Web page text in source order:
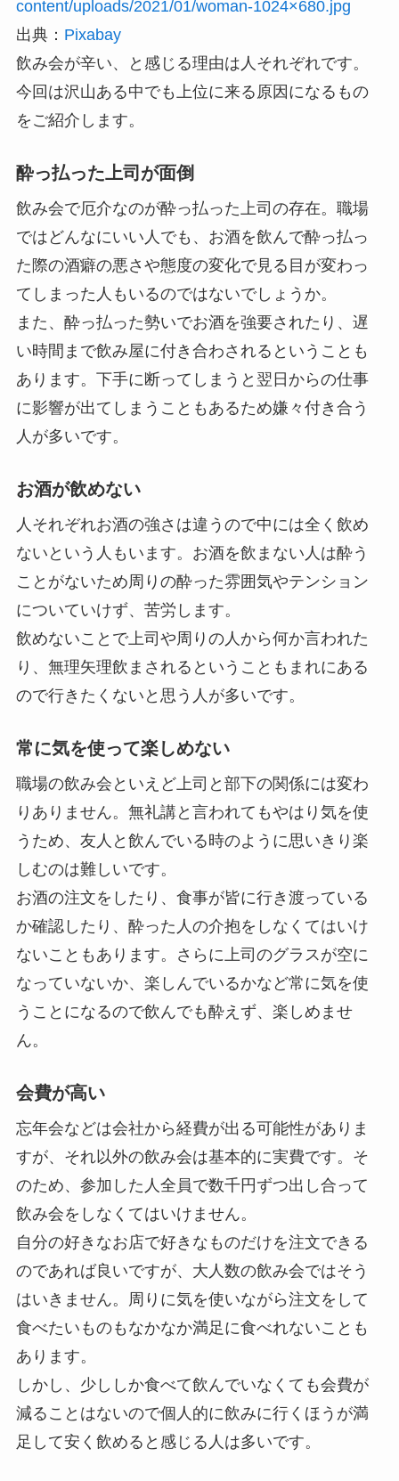
content/uploads/2021/01/woman-1024×680.jpg
出典： Pixabay
飲み会が辛い、と感じる理由は人それぞれです。
今回は沢山ある中でも上位に来る原因になるもの
をご紹介します。
酔っ払った上司が面倒
飲み会で厄介なのが酔っ払った上司の存在。職場
ではどんなにいい人でも、お酒を飲んで酔っ払っ
た際の酒癖の悪さや態度の変化で見る目が変わっ
てしまった人もいるのではないでしょうか。
また、酔っ払った勢いでお酒を強要されたり、遅
い時間まで飲み屋に付き合わされるということも
あります。下手に断ってしまうと翌日からの仕事
に影響が出てしまうこともあるため嫌々付き合う
人が多いです。
お酒が飲めない
人それぞれお酒の強さは違うので中には全く飲め
ないという人もいます。お酒を飲まない人は酔う
ことがないため周りの酔った雰囲気やテンション
についていけず、苦労します。
飲めないことで上司や周りの人から何か言われた
り、無理矢理飲まされるということもまれにある
ので行きたくないと思う人が多いです。
常に気を使って楽しめない
職場の飲み会といえど上司と部下の関係には変わ
りありません。無礼講と言われてもやはり気を使
うため、友人と飲んでいる時のように思いきり楽
しむのは難しいです。
お酒の注文をしたり、食事が皆に行き渡っている
か確認したり、酔った人の介抱をしなくてはいけ
ないこともあります。さらに上司のグラスが空に
なっていないか、楽しんでいるかなど常に気を使
うことになるので飲んでも酔えず、楽しめませ
ん。
会費が高い
忘年会などは会社から経費が出る可能性がありま
すが、それ以外の飲み会は基本的に実費です。そ
のため、参加した人全員で数千円ずつ出し合って
飲み会をしなくてはいけません。
自分の好きなお店で好きなものだけを注文できる
のであれば良いですが、大人数の飲み会ではそう
はいきません。周りに気を使いながら注文をして
食べたいものもなかなか満足に食べれないことも
あります。
しかし、少ししか食べて飲んでいなくても会費が
減ることはないので個人的に飲みに行くほうが満
足して安く飲めると感じる人は多いです。